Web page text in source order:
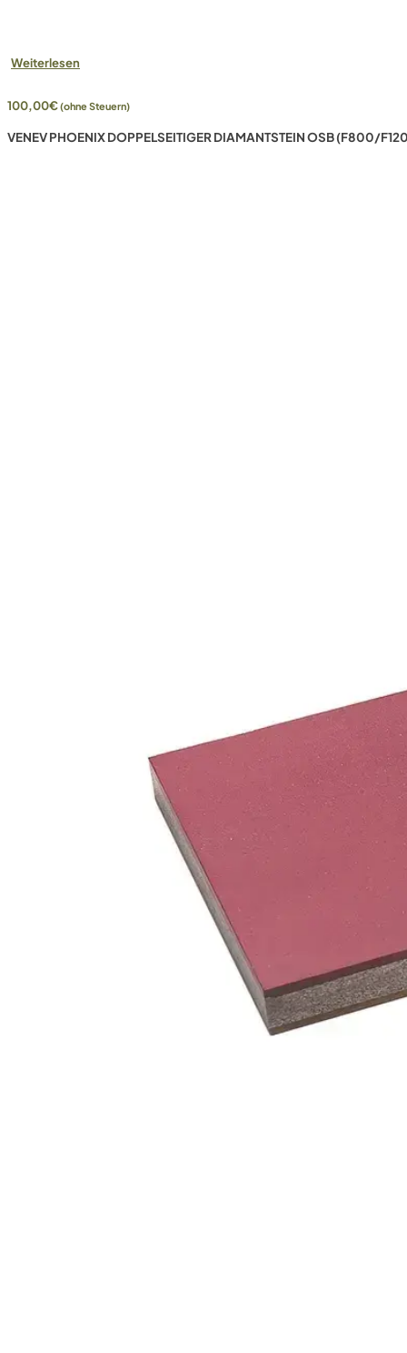
Weiterlesen
100,00€(ohne Steuern)
VENEV PHOENIX DOPPELSEITIGER DIAMANTSTEIN OSB (F800/